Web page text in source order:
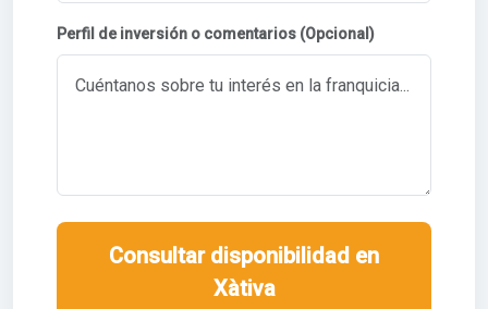
Perfil de inversión o comentarios (Opcional)
Consultar disponibilidad en
Xàtiva